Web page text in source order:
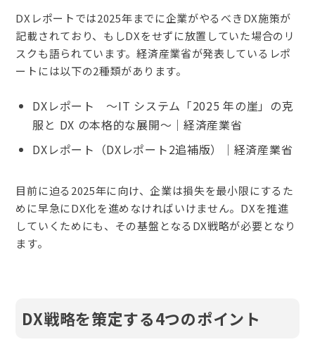
DXレポートでは2025年までに企業がやるべきDX施策が
記載されており、もしDXをせずに放置していた場合のリ
スクも語られています。経済産業省が発表しているレポ
ートには以下の2種類があります。
DXレポート ～IT システム「2025 年の崖」の克
服と DX の本格的な展開～｜経済産業省
DXレポート（DXレポート2追補版）｜経済産業省
目前に迫る2025年に向け、企業は損失を最小限にするた
めに早急にDX化を進めなければいけません。DXを推進
していくためにも、その基盤となるDX戦略が必要となり
ます。
DX戦略を策定する4つのポイント